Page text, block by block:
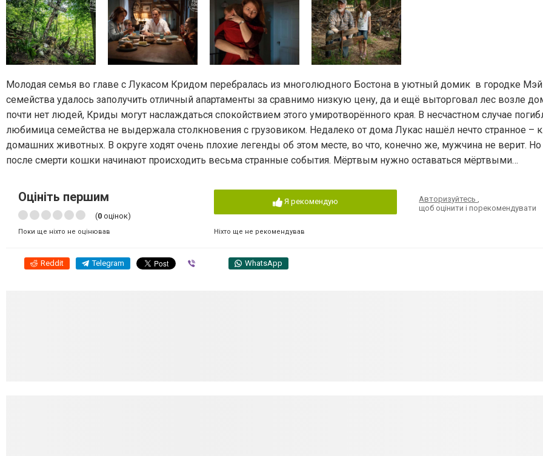
Молодая семья во главе с Лукасом Кридом перебралась из многолюдного Бостона в уютный домик в городке
семейства удалось заполучить отличный апартаменты за сравнимо низкую цену, да и ещё выторговал лес возле
почти нет людей, Криды могут наслаждаться спокойствием этого умиротворённого края. В несчастном случае
любимица семейства не выдержала столкновения с грузовиком. Недалеко от дома Лукас нашёл нечто странное –
домашних животных. В округе ходят очень плохие легенды об этом месте, во что, конечно же, мужчина не верит.
после смерти кошки начинают происходить весьма странные события. Мёртвым нужно оставаться мёртвыми…
Оцініть першим
(0 оцінок)
Поки ще ніхто не оцінював
Я рекомендую
Ніхто ще не рекомендував
Авторизуйтесь,
щоб оцінити і порекомендувати
Reddit Telegram WhatsApp